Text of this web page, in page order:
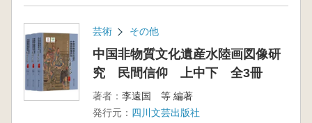
芸術 その他
中国非物質文化遺産水陸画図像研
究 民間信仰 上中下 全3冊
著者： 李遠国 等 編著
発行元： 四川文芸出版社